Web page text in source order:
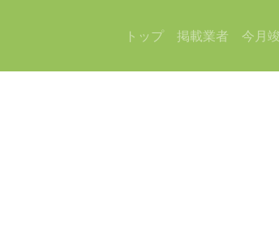
トップ 掲載業者 今月